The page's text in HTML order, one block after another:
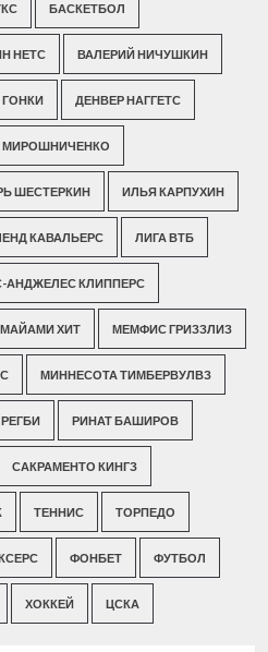
БАСКЕТБОЛ
НЕТС ВАЛЕРИЙ НИЧУШКИН
ГОНКИ ДЕНВЕР НАГГЕТС
МИРОШНИЧЕНКО
ШЕСТЕРКИН ИЛЬЯ КАРПУХИН
КАВАЛЬЕРС ЛИГА ВТБ
АНДЖЕЛЕС КЛИППЕРС
МАЙАМИ ХИТ МЕМФИС ГРИЗЗЛИЗ
МИННЕСОТА ТИМБЕРВУЛВЗ
РЕГБИ РИНАТ БАШИРОВ
САКРАМЕНТО КИНГЗ
ТЕННИС ТОРПЕДО
ФОНБЕТ ФУТБОЛ
ХОККЕЙ ЦСКА